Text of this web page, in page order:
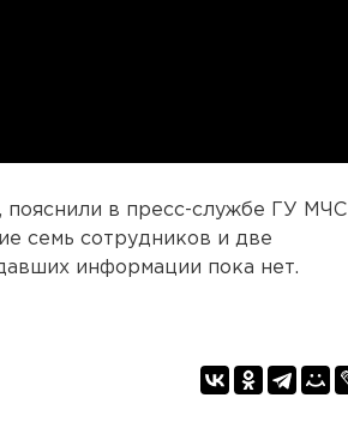
пояснили в пресс-службе ГУ МЧС
семь сотрудников и две
информации пока нет.